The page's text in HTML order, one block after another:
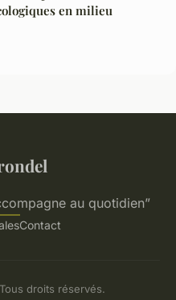
en milieu
au quotidien”
Contact
droits réservés.